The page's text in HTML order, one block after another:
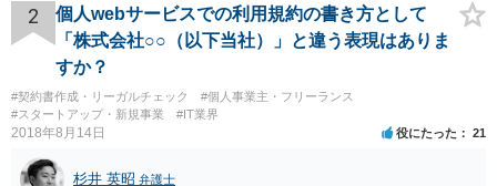
は、その商品を売ったときに対価を回収しているので、商標権は用い
尽くされている（用尽、消尽といいます。）と解釈されます。他方
で、商標権者の預かり知らないところで、販売した商品から別の商品
（コピー品やリメイク品）が作りだされてしまうと、その商品が仮に
酷い品質であれば、商標権者のブランドイメージが傷ついてしまいま
すし、その証商標権者にクレームが来てしまいますので、商標権を侵
害します。その商品が流通すれば商標権（ロゴマーク等）に対する一
般消費者の信頼も害することになります。また、本来商標権者に入る
2
個人webサービスでの利用規約の書き方として
「株式会社○○（以下当社）」と違う表現はありま
すか？
#契約書作成・リーガルチェック
#個人事業主・フリーランス
#スタートアップ・新規事業
#IT業界
2018年8月14日 役にたった 21
杉井 英昭 弁護士